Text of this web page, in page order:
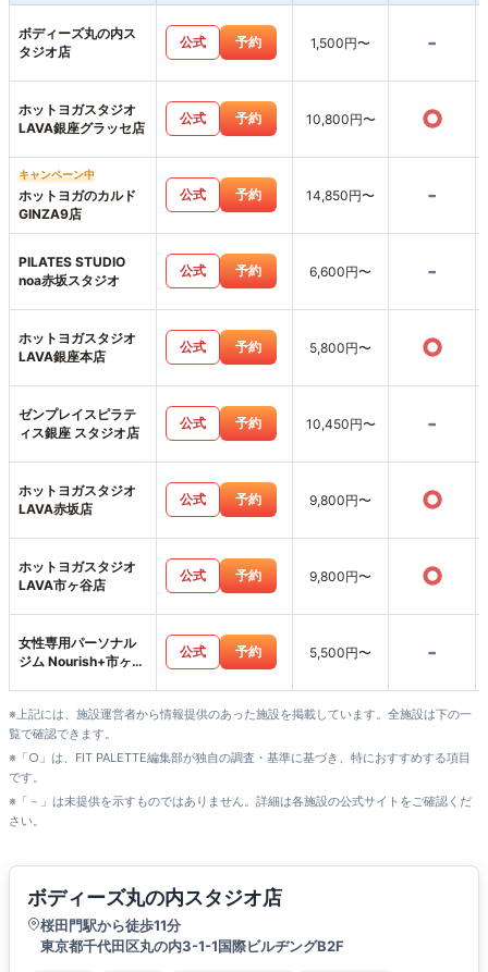
ボディーズ丸の内ス
タジオ店
公式 予約 1,500円〜 -
ホットヨガスタジオ
LAVA銀座グラッセ店
公式 予約 10,800円〜 ○
キャンペーン中
ホットヨガのカルド
GINZA9店
公式 予約 14,850円〜 -
PILATES STUDIO
noa赤坂スタジオ
公式 予約 6,600円〜 -
ホットヨガスタジオ
LAVA銀座本店
公式 予約 5,800円〜 ○
ゼンプレイスピラテ
ィス銀座 スタジオ店
公式 予約 10,450円〜 -
ホットヨガスタジオ
LAVA赤坂店
公式 予約 9,800円〜 ○
ホットヨガスタジオ
LAVA市ヶ谷店
公式 予約 9,800円〜 ○
女性専用パーソナル
ジム Nourish+市ヶ谷
公式 予約 5,500円〜 -
※上記には、施設運営者から情報提供のあった施設を掲載しています。全施設は下の一
覧で確認できます。
※「○」は、FIT PALETTE編集部が独自の調査・基準に基づき、特におすすめする項目
です。
※「－」は未提供を示すものではありません。詳細は各施設の公式サイトをご確認くだ
さい。
ボディーズ丸の内スタジオ店
桜田門駅から徒歩11分
東京都千代田区丸の内3-1-1国際ビルヂングB2F